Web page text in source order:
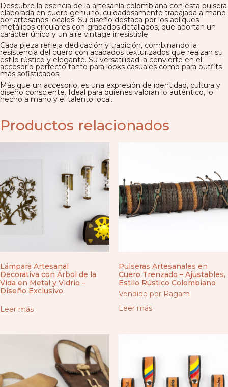
Descubre la esencia de la artesanía colombiana con esta pulsera
elaborada en cuero genuino, cuidadosamente trabajada a mano
por artesanos locales. Su diseño destaca por los apliques
metálicos circulares con grabados detallados, que aportan un
carácter único y un aire vintage irresistible.
Cada pieza refleja dedicación y tradición, combinando la
resistencia del cuero con acabados texturizados que realzan su
estilo rústico y elegante. Su versatilidad la convierte en el
accesorio perfecto tanto para looks casuales como para outfits
más sofisticados.
Más que un accesorio, es una expresión de identidad, cultura y
diseño consciente. Ideal para quienes valoran lo auténtico, lo
hecho a mano y el talento local.
Productos relacionados
Lámpara Artesanal
Decorativa con Árbol de la
Vida en Metal y Vidrio –
Diseño Exclusivo
Leer más
Pulseras Artesanales en
Cuero Trenzado – Ajustables,
Estilo Rústico Colombiano
Vendido por Ragam
Leer más